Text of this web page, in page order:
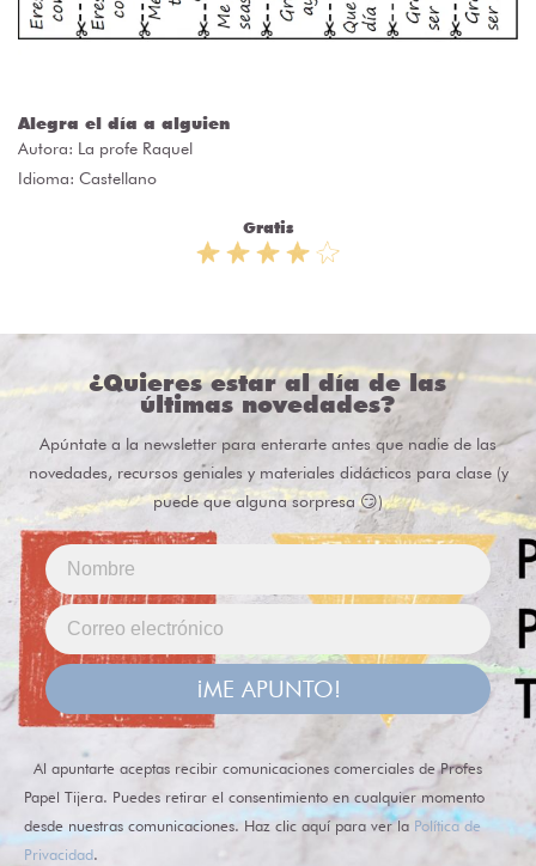
Alegra el día a alguien
Autora: La profe Raquel
Idioma: Castellano
Gratis
¿Quieres estar al día de las
últimas novedades?
Apúntate a la newsletter para enterarte antes que nadie de las
novedades, recursos geniales y materiales didácticos para clase (y
puede que alguna sorpresa 😏)
¡ME APUNTO!
Al apuntarte aceptas recibir comunicaciones comerciales de Profes
Papel Tijera. Puedes retirar el consentimiento en cualquier momento
desde nuestras comunicaciones. Haz clic aquí para ver la Política de
Privacidad.